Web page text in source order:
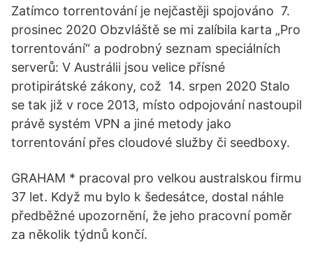
Zatímco torrentování je nejčastěji spojováno 7.
prosinec 2020 Obzvláště se mi zalíbila karta „Pro
torrentování“ a podrobný seznam speciálních
serverů: V Austrálii jsou velice přísné
protipirátské zákony, což 14. srpen 2020 Stalo
se tak již v roce 2013, místo odpojování nastoupil
právě systém VPN a jiné metody jako
torrentování přes cloudové služby či seedboxy.
GRAHAM * pracoval pro velkou australskou firmu
37 let. Když mu bylo k šedesátce, dostal náhle
předběžné upozornění, že jeho pracovní poměr
za několik týdnů končí.